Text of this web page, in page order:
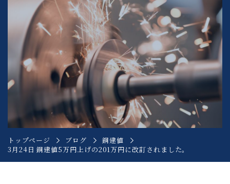
トップページ ブログ
銅建値
3月24日 銅建値5万円上げの201万円に改訂されました。